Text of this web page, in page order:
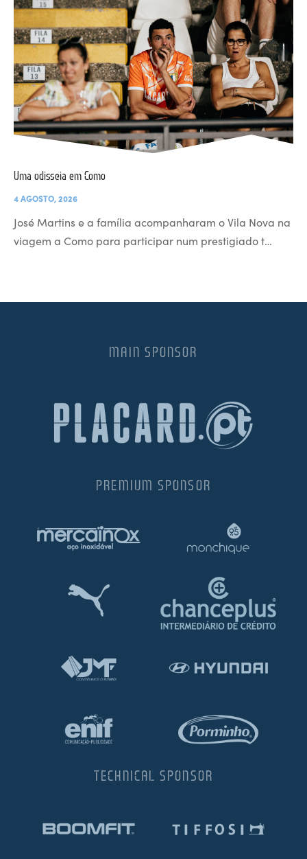
Uma odisseia em Como
4 AGOSTO, 2026
José Martins e a família acompanharam o Vila Nova na
viagem a Como para participar num prestigiado t…
MAIN SPONSOR
PREMIUM SPONSOR
TECHNICAL SPONSOR